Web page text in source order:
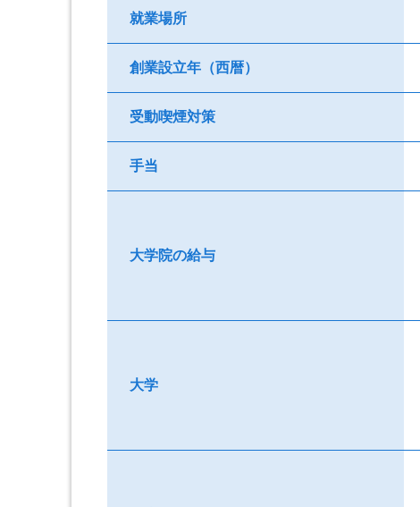
就業場所
創業設立年（西暦）
受動喫煙対策
手当
大学院の給与
大学